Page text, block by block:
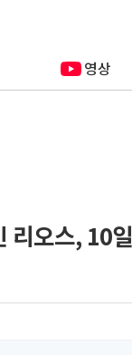
영상
리오스, 10